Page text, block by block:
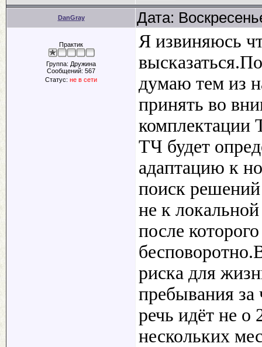
DanGray Дата:
Практик
Группа: Дружина
Сообщений: 567
Статус: не в сети
Я извиняюсь
думаю тем из
принять во
комплектации
ТЧ будет
адаптацию к
поиск
не к
после
риска для
пребывания за
речь идёт не о
нескольких